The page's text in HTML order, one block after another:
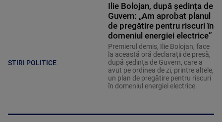
STIRI POLITICE
Ilie Bolojan, după ședința de
Guvern: „Am aprobat planul
de pregătire pentru riscuri în
domeniul energiei electrice”
Premierul demis, Ilie Bolojan, face
la această oră declarații de presă,
după ședința de Guvern, care a
avut pe ordinea de zi, printre altele,
un plan de pregătire pentru riscuri
în domeniul energiei electrice.